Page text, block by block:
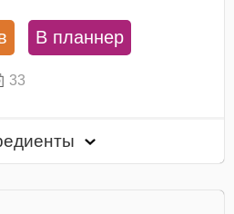
В планнер
33